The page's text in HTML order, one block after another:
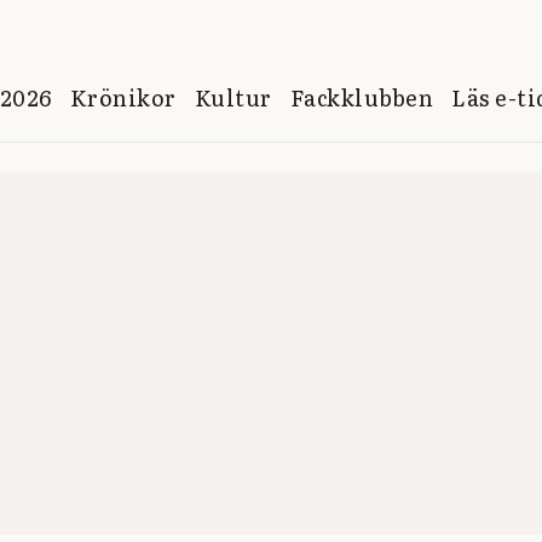
Krönikor Kultur Fackklubben Läs e-